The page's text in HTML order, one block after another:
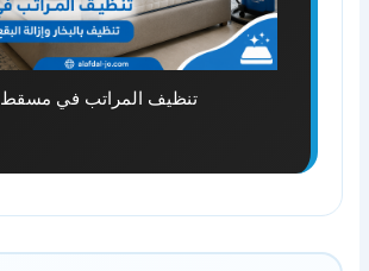
تنظيف المراتب في مسقط